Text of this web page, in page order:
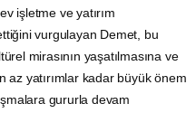
işletme ve yatırım
vurgulayan Demet, bu
mirasının yaşatılmasına ve
az yatırımlar kadar büyük önem
gururla devam